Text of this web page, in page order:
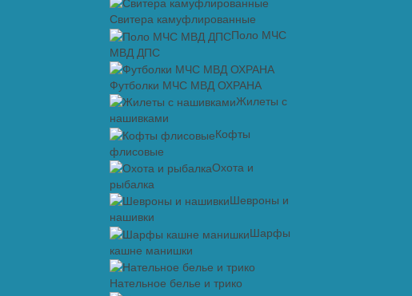
Свитера камуфлированные
Поло МЧС
МВД ДПС
Футболки МЧС МВД ОХРАНА
Жилеты с
нашивками
Кофты
флисовые
Охота и
рыбалка
Шевроны и
нашивки
Шарфы
кашне манишки
Нательное белье и трико